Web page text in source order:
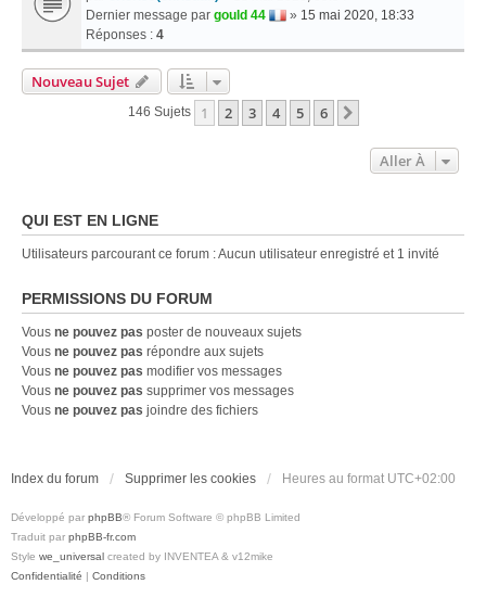
Dernier message par gould 44 » 15 mai 2020, 18:33
Réponses : 4
Nouveau Sujet
146 Sujets 1 2 3 4 5 6
Aller À
QUI EST EN LIGNE
Utilisateurs parcourant ce forum : Aucun utilisateur enregistré et 1 invité
PERMISSIONS DU FORUM
Vous ne pouvez pas poster de nouveaux sujets
Vous ne pouvez pas répondre aux sujets
Vous ne pouvez pas modifier vos messages
Vous ne pouvez pas supprimer vos messages
Vous ne pouvez pas joindre des fichiers
Index du forum Supprimer les cookies Heures au format UTC+02:00
Développé par phpBB® Forum Software © phpBB Limited
Traduit par phpBB-fr.com
Style we_universal created by INVENTEA & v12mike
Confidentialité | Conditions